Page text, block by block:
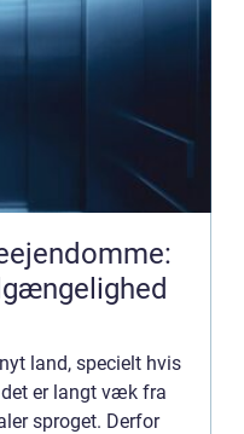
land, specielt hvis
er langt væk fra
sproget. Derfor